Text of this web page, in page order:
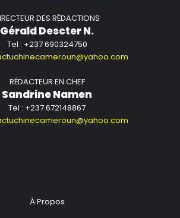
DES RÉDACTIONS
Gérald Descter N.
Tel : +237 690324750
RÉDACTEUR EN CHEF
Sandrine Namen
Tel : +237 672148867
À Propos